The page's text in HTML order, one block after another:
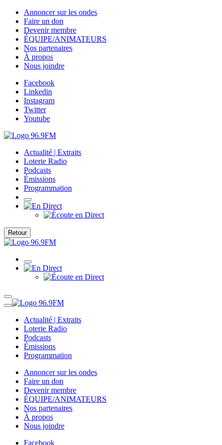
Annoncer sur les ondes
Faire un don
Devenir membre
ÉQUIPE/ANIMATEURS
Nos partenaires
À propos
Nous joindre
Facebook
Linkedin
Instagram
Twitter
Youtube
Actualité | Extraits
Loterie Radio
Podcasts
Émissions
Programmation
Retour
Actualité | Extraits
Loterie Radio
Podcasts
Émissions
Programmation
Annoncer sur les ondes
Faire un don
Devenir membre
ÉQUIPE/ANIMATEURS
Nos partenaires
À propos
Nous joindre
Facebook